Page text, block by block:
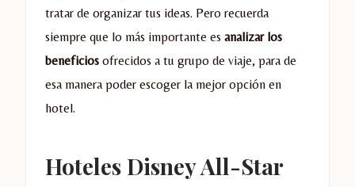
tratar de organizar tus ideas. Pero recuerda
siempre que lo más importante es analizar los
beneficios ofrecidos a tu grupo de viaje, para de
esa manera poder escoger la mejor opción en
hotel.
Hoteles Disney All-Star